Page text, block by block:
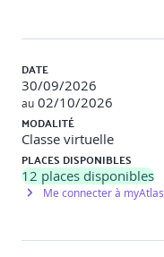
DATE
30/09/2026
au 02/10/2026
MODALITÉ
Classe virtuelle
PLACES DISPONIBLES
12 places disponibles
Me connecter à myAtlas